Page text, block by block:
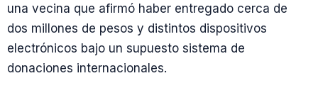
una vecina que afirmó haber entregado cerca de
dos millones de pesos y distintos dispositivos
electrónicos bajo un supuesto sistema de
donaciones internacionales.